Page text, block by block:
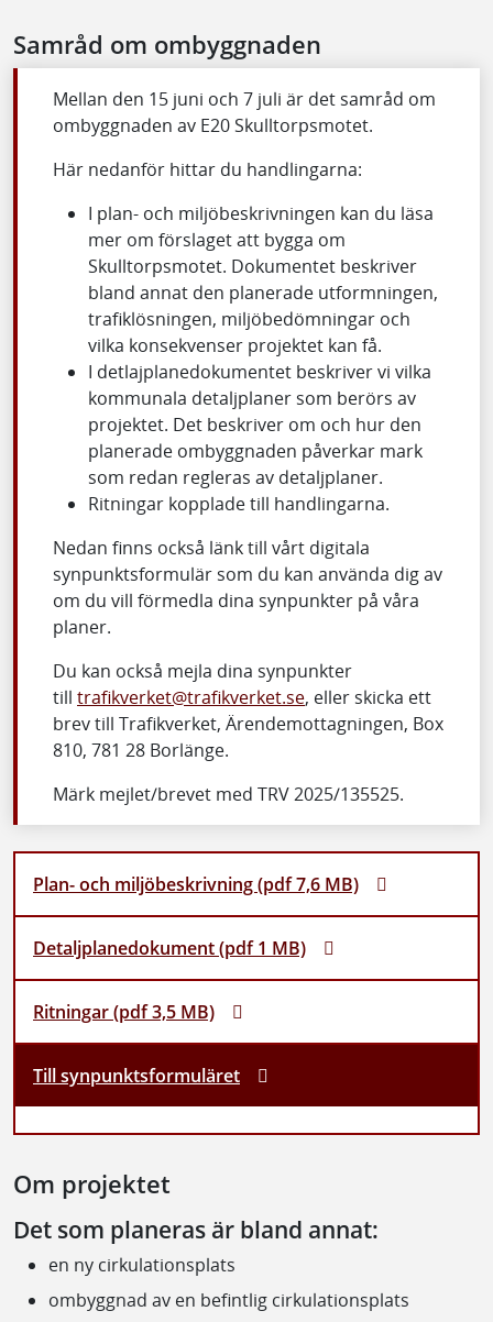
Samråd om ombyggnaden
Mellan den 15 juni och 7 juli är det samråd om
ombyggnaden av E20 Skulltorpsmotet.
Här nedanför hittar du handlingarna:
I plan- och miljöbeskrivningen kan du läsa
mer om förslaget att bygga om
Skulltorpsmotet. Dokumentet beskriver
bland annat den planerade utformningen,
trafiklösningen, miljöbedömningar och
vilka konsekvenser projektet kan få.
I detlajplanedokumentet beskriver vi vilka
kommunala detaljplaner som berörs av
projektet. Det beskriver om och hur den
planerade ombyggnaden påverkar mark
som redan regleras av detaljplaner.
Ritningar kopplade till handlingarna.
Nedan finns också länk till vårt digitala
synpunktsformulär som du kan använda dig av
om du vill förmedla dina synpunkter på våra
planer.
Du kan också mejla dina synpunkter
till trafikverket@trafikverket.se, eller skicka ett
brev till Trafikverket, Ärendemottagningen, Box
810, 781 28 Borlänge.
Märk mejlet/brevet med TRV 2025/135525.
Plan- och miljöbeskrivning (pdf 7,6 MB)
Detaljplanedokument (pdf 1 MB)
Ritningar (pdf 3,5 MB)
Till synpunktsformuläret
Om projektet
Det som planeras är bland annat:
en ny cirkulationsplats
ombyggnad av en befintlig cirkulationsplats